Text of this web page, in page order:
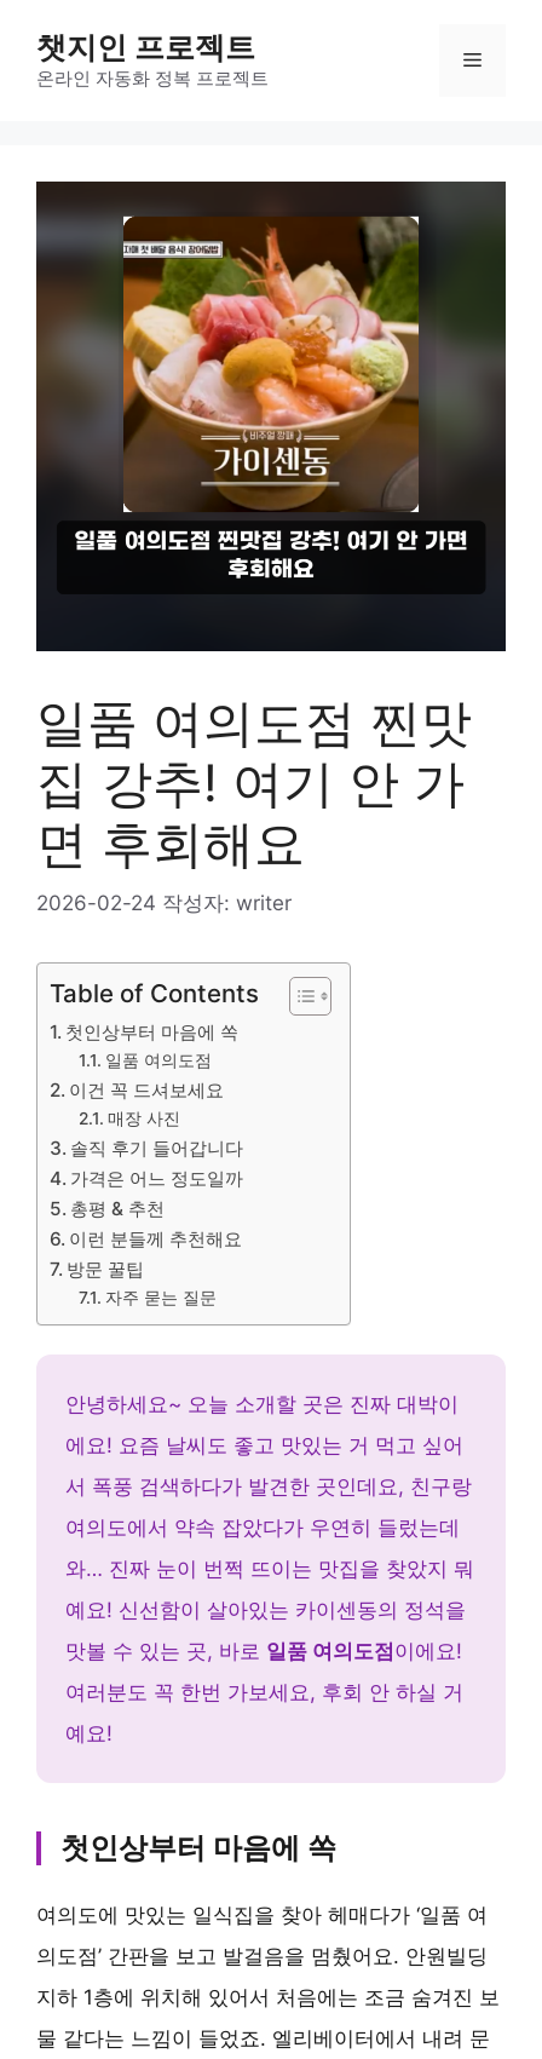
챗지인 프로젝트
온라인 자동화 정복 프로젝트
메
일품 여의도점 찐맛
집 강추! 여기 안 가
면 후회해요
2026-02-24 작성자: writer
Table of Contents
첫인상부터 마음에 쏙
일품 여의도점
이건 꼭 드셔보세요
매장 사진
솔직 후기 들어갑니다
가격은 어느 정도일까
총평 & 추천
이런 분들께 추천해요
방문 꿀팁
자주 묻는 질문
안녕하세요~ 오늘 소개할 곳은 진짜 대박이
에요! 요즘 날씨도 좋고 맛있는 거 먹고 싶어
서 폭풍 검색하다가 발견한 곳인데요, 친구랑
여의도에서 약속 잡았다가 우연히 들렀는데
와… 진짜 눈이 번쩍 뜨이는 맛집을 찾았지 뭐
예요! 신선함이 살아있는 카이센동의 정석을
맛볼 수 있는 곳, 바로 일품 여의도점이에요!
여러분도 꼭 한번 가보세요, 후회 안 하실 거
예요!
첫인상부터 마음에 쏙
여의도에 맛있는 일식집을 찾아 헤매다가 ‘일품 여
의도점’ 간판을 보고 발걸음을 멈췄어요. 안원빌딩
지하 1층에 위치해 있어서 처음에는 조금 숨겨진 보
물 같다는 느낌이 들었죠. 엘리베이터에서 내려 문